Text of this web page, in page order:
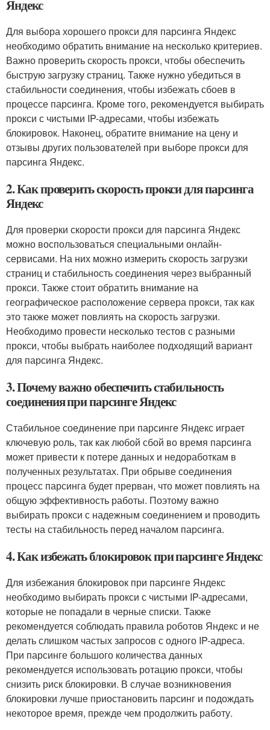
Яндекс
Для выбора хорошего прокси для парсинга Яндекс
необходимо обратить внимание на несколько критериев.
Важно проверить скорость прокси, чтобы обеспечить
быструю загрузку страниц. Также нужно убедиться в
стабильности соединения, чтобы избежать сбоев в
процессе парсинга. Кроме того, рекомендуется выбирать
прокси с чистыми IP-адресами, чтобы избежать
блокировок. Наконец, обратите внимание на цену и
отзывы других пользователей при выборе прокси для
парсинга Яндекс.
2. Как проверить скорость прокси для парсинга
Яндекс
Для проверки скорости прокси для парсинга Яндекс
можно воспользоваться специальными онлайн-
сервисами. На них можно измерить скорость загрузки
страниц и стабильность соединения через выбранный
прокси. Также стоит обратить внимание на
географическое расположение сервера прокси, так как
это также может повлиять на скорость загрузки.
Необходимо провести несколько тестов с разными
прокси, чтобы выбрать наиболее подходящий вариант
для парсинга Яндекс.
3. Почему важно обеспечить стабильность
соединения при парсинге Яндекс
Стабильное соединение при парсинге Яндекс играет
ключевую роль, так как любой сбой во время парсинга
может привести к потере данных и недоработкам в
полученных результатах. При обрыве соединения
процесс парсинга будет прерван, что может повлиять на
общую эффективность работы. Поэтому важно
выбирать прокси с надежным соединением и проводить
тесты на стабильность перед началом парсинга.
4. Как избежать блокировок при парсинге Яндекс
Для избежания блокировок при парсинге Яндекс
необходимо выбирать прокси с чистыми IP-адресами,
которые не попадали в черные списки. Также
рекомендуется соблюдать правила роботов Яндекс и не
делать слишком частых запросов с одного IP-адреса.
При парсинге большого количества данных
рекомендуется использовать ротацию прокси, чтобы
снизить риск блокировки. В случае возникновения
блокировки лучше приостановить парсинг и подождать
некоторое время, прежде чем продолжить работу.